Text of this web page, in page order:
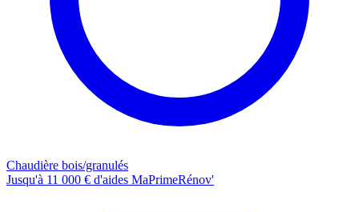
Chaudière bois/granulés
Jusqu'à 11 000 € d'aides MaPrimeRénov'